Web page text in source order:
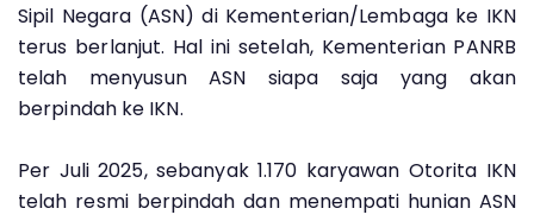
Sipil Negara (ASN) di Kementerian/Lembaga ke IKN
terus berlanjut. Hal ini setelah, Kementerian PANRB
telah menyusun ASN siapa saja yang akan
berpindah ke IKN.
Per Juli 2025, sebanyak 1.170 karyawan Otorita IKN
telah resmi berpindah dan menempati hunian ASN